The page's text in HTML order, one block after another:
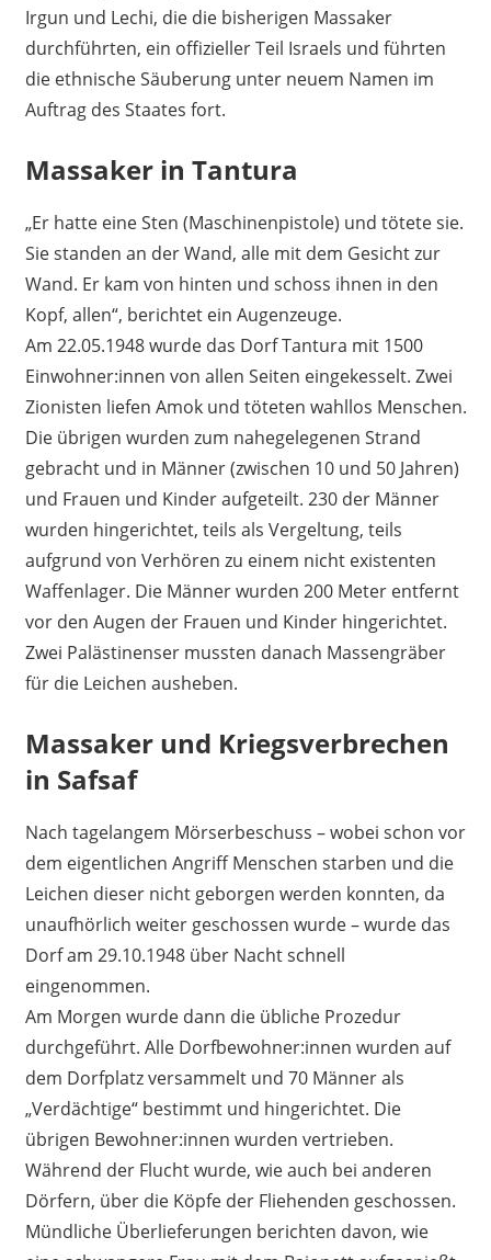
Irgun und Lechi, die die bisherigen Massaker
durchführten, ein offizieller Teil Israels und führten
die ethnische Säuberung unter neuem Namen im
Auftrag des Staates fort.
Massaker in Tantura
„Er hatte eine Sten (Maschinenpistole) und tötete sie.
Sie standen an der Wand, alle mit dem Gesicht zur
Wand. Er kam von hinten und schoss ihnen in den
Kopf, allen“, berichtet ein Augenzeuge.
Am 22.05.1948 wurde das Dorf Tantura mit 1500
Einwohner:innen von allen Seiten eingekesselt. Zwei
Zionisten liefen Amok und töteten wahllos Menschen.
Die übrigen wurden zum nahegelegenen Strand
gebracht und in Männer (zwischen 10 und 50 Jahren)
und Frauen und Kinder aufgeteilt. 230 der Männer
wurden hingerichtet, teils als Vergeltung, teils
aufgrund von Verhören zu einem nicht existenten
Waffenlager. Die Männer wurden 200 Meter entfernt
vor den Augen der Frauen und Kinder hingerichtet.
Zwei Palästinenser mussten danach Massengräber
für die Leichen ausheben.
Massaker und Kriegsverbrechen
in Safsaf
Nach tagelangem Mörserbeschuss – wobei schon vor
dem eigentlichen Angriff Menschen starben und die
Leichen dieser nicht geborgen werden konnten, da
unaufhörlich weiter geschossen wurde – wurde das
Dorf am 29.10.1948 über Nacht schnell
eingenommen.
Am Morgen wurde dann die übliche Prozedur
durchgeführt. Alle Dorfbewohner:innen wurden auf
dem Dorfplatz versammelt und 70 Männer als
„Verdächtige“ bestimmt und hingerichtet. Die
übrigen Bewohner:innen wurden vertrieben.
Während der Flucht wurde, wie auch bei anderen
Dörfern, über die Köpfe der Fliehenden geschossen.
Mündliche Überlieferungen berichten davon, wie